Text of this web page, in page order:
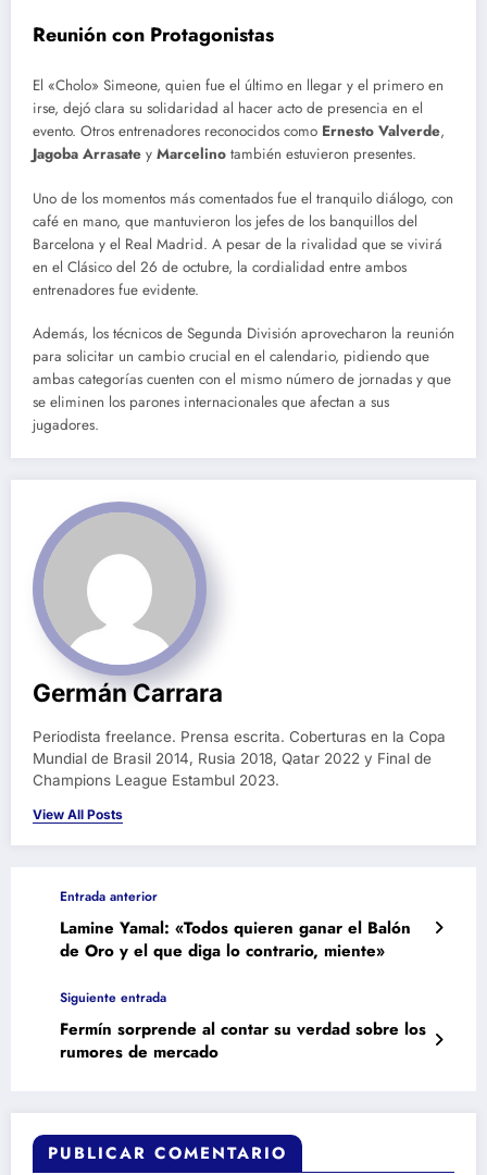
Reunión con Protagonistas
El «Cholo» Simeone, quien fue el último en llegar y el primero en
irse, dejó clara su solidaridad al hacer acto de presencia en el
evento. Otros entrenadores reconocidos como Ernesto Valverde,
Jagoba Arrasate y Marcelino también estuvieron presentes.
Uno de los momentos más comentados fue el tranquilo diálogo, con
café en mano, que mantuvieron los jefes de los banquillos del
Barcelona y el Real Madrid. A pesar de la rivalidad que se vivirá
en el Clásico del 26 de octubre, la cordialidad entre ambos
entrenadores fue evidente.
Además, los técnicos de Segunda División aprovecharon la reunión
para solicitar un cambio crucial en el calendario, pidiendo que
ambas categorías cuenten con el mismo número de jornadas y que
se eliminen los parones internacionales que afectan a sus
jugadores.
Germán Carrara
Periodista freelance. Prensa escrita. Coberturas en la Copa
Mundial de Brasil 2014, Rusia 2018, Qatar 2022 y Final de
Champions League Estambul 2023.
View All Posts
Entrada anterior
Lamine Yamal: «Todos quieren ganar el Balón
de Oro y el que diga lo contrario, miente»
Siguiente entrada
Fermín sorprende al contar su verdad sobre los
rumores de mercado
PUBLICAR COMENTARIO